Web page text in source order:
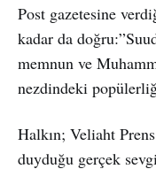
Post gazetesine
kadar da
memnun ve
nezdindeki
Halkın; Veliaht
duyduğu gerçek